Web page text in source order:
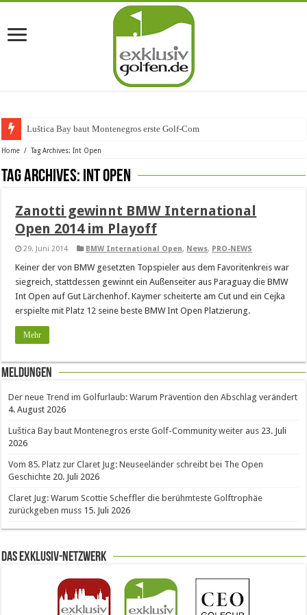
Luštica Bay baut Montenegros erste Golf-Communi
Home / Tag Archives: Int Open
Tag Archives: Int Open
Zanotti gewinnt BMW International
Open 2014 im Playoff
29. Juni 2014 BMW International Open, News, PRO-NEWS
Keiner der von BMW gesetzten Topspieler aus dem Favoritenkreis war
siegreich, stattdessen gewinnt ein Außenseiter aus Paraguay die BMW
Int Open auf Gut Lärchenhof. Kaymer scheiterte am Cut und ein Cejka
erspielte mit Platz 12 seine beste BMW Int Open Platzierung.
Mehr
Meldungen
Der neue Trend im Golfurlaub: Warum Prävention den Abschlag verändert
4. August 2026
Luštica Bay baut Montenegros erste Golf-Community weiter aus 23. Juli
2026
Vom 85. Platz zur Claret Jug: Neuseeländer schreibt bei The Open
Geschichte 20. Juli 2026
Claret Jug: Warum Scottie Scheffler die berühmteste Golftrophäe
zurückgeben muss 15. Juli 2026
Das Exklusiv-Netzwerk